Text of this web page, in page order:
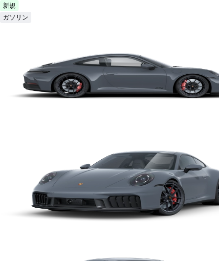
新規
ガソリン